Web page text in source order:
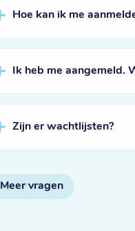
Hoe kan ik me
Ik heb me aangemeld.
Zijn er wachtlijsten?
Meer vragen